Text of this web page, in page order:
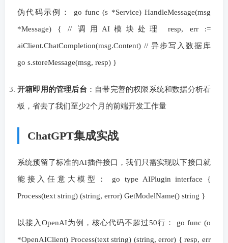
伪代码示例： go func (s *Service) HandleMessage(msg
*Message) { // 调用AI模块处理 resp, err :=
aiClient.ChatCompletion(msg.Content) // 异步写入数据库
go s.storeMessage(msg, resp) }
开箱即用的管理后台 ：自带完善的权限系统和数据分析看
板，省去了我们至少2个月的前端开发工作量
ChatGPT集成实战
系统预留了标准的AI插件接口，我们只需实现以下接口就
能接入任意大模型： go type AIPlugin interface {
Process(text string) (string, error) GetModelName() string }
以接入OpenAI为例，核心代码不超过50行： go func (o
*OpenAIClient) Process(text string) (string, error) { resp, err